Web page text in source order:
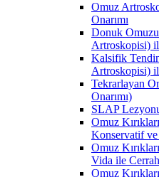
Omuz
Onarımı
Donuk
Artroskopisi)
Kalsifik
Artroskopisi)
Tekrarlayan
Onarımı)
SLAP
Omuz
Konservatif
Omuz
Vida ile
Omuz